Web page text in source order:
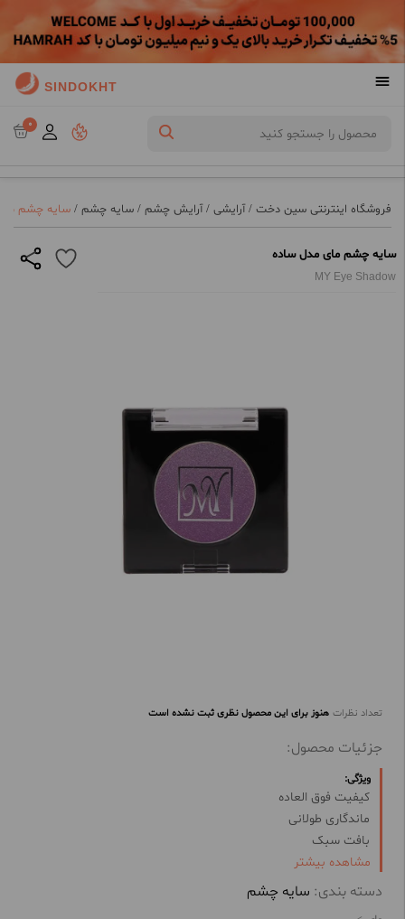
SINDOKHT
0
فروشگاه اینترنتی سین دخت / آرایشی / آرایش چشم / سایه چشم / سایه چشم
سایه چشم مای مدل ساده
MY Eye Shadow
تعداد نظرات هنوز برای این محصول نظری ثبت نشده است
جزئیات محصول:
ویژگی:
کیفیت فوق العاده
ماندگاری طولانی
بافت سبک
پوشانندگی بالا
مشاهده بیشتر
دسته بندی: سایه چشم